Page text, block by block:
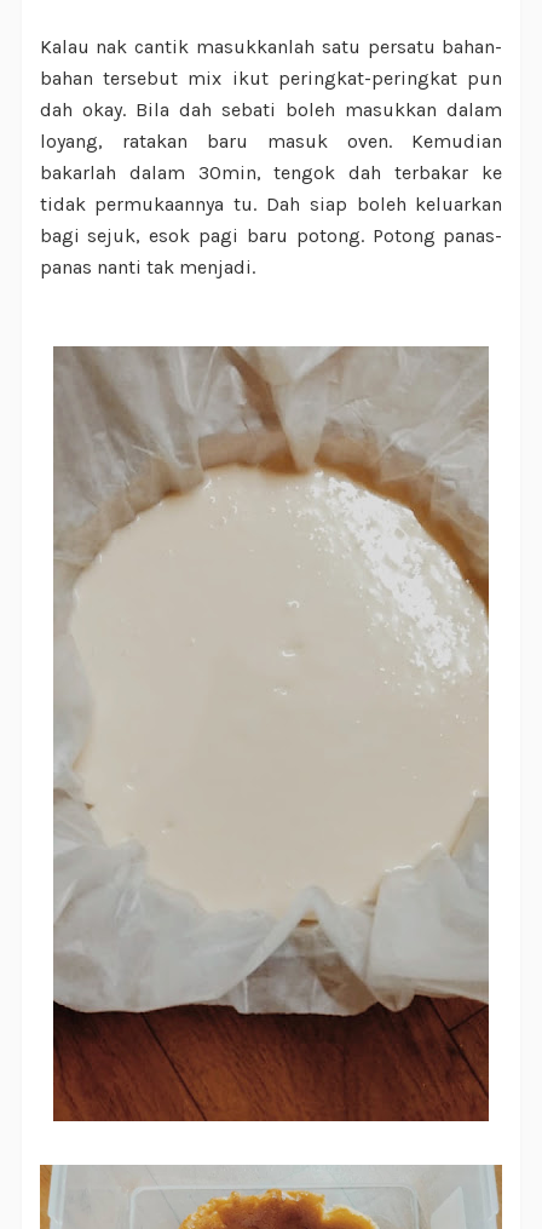
Kalau nak cantik masukkanlah satu persatu bahan-
bahan tersebut mix ikut peringkat-peringkat pun
dah okay. Bila dah sebati boleh masukkan dalam
loyang, ratakan baru masuk oven. Kemudian
bakarlah dalam 30min, tengok dah terbakar ke
tidak permukaannya tu. Dah siap boleh keluarkan
bagi sejuk, esok pagi baru potong. Potong panas-
panas nanti tak menjadi.